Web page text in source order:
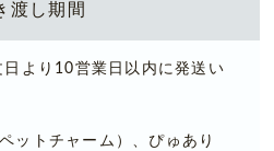
渡し期間
より10営業日以内に発送い
ットチャーム）、ぴゅあり